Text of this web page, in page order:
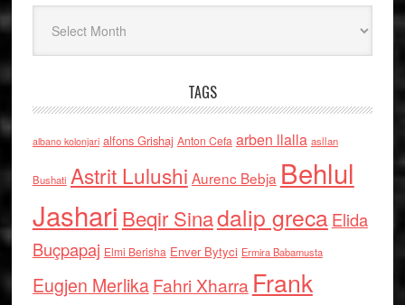
TAGS
albano kolonjari alfons Grishaj Anton Cefa arben llalla asllan
Bushati Astrit Lulushi Aurenc Bebja Behlul
Jashari Beqir Sinadalip grecaElida
Buçpapaj Elmi Berisha Enver Bytyci Ermira Babamusta
Eugjen MerlikaFahri Xharra Frank